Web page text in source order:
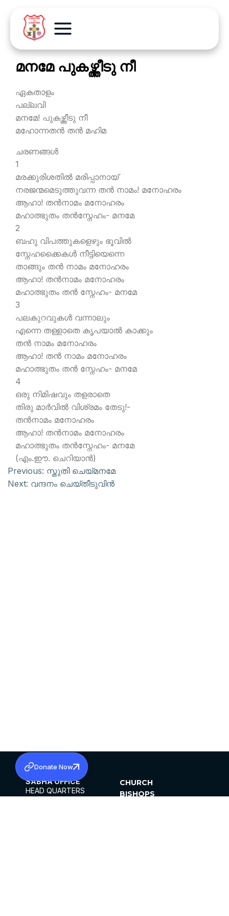
മനമേ പുകഴ്ത്തീടു നീ
ഏകതാളം
പല്ലവി
മനമേ! പുകഴ്ത്തീടു നീ
മഹോന്നതന്‍ തന്‍ മഹിമ
ചരണങ്ങള്‍
1
മരക്കുരിശതില്‍ മരിപ്പാനായ്
നരജന്മമെടുത്തുവന്ന തന്‍ നാമം! മനോഹരം
ആഹാ! തന്‍നാമം മനോഹരം
മഹാത്ഭുതം തന്‍സ്നേഹം- മനമേ
2
ബഹു വിപത്തുകളെഴും ഭൂവില്‍
സ്നേഹക്കൈകള്‍ നീട്ടിയെന്നെ
താങ്ങും തന്‍ നാമം മനോഹരം
ആഹാ! തന്‍നാമം മനോഹരം
മഹാത്ഭുതം തന്‍ സ്നേഹം- മനമേ
3
പലകുറവുകള്‍ വന്നാലും
എന്നെ തള്ളാതെ കൃപയാല്‍ കാക്കും
തന്‍ നാമം മനോഹരം
ആഹാ! തന്‍ നാമം മനോഹരം
മഹാത്ഭുതം തന്‍ സ്നേഹം- മനമേ
4
ഒരു നിമിഷവും തളരാതെ
തിരു മാര്‍വില്‍ വിശ്രമം തേടു!-
തന്‍നാമം മനോഹരം
ആഹാ! തന്‍നാമം മനോഹരം
മഹാത്ഭുതം തന്‍സ്നേഹം- മനമേ
(എം.ഈ. ചെറിയാന്‍)
Previous: സ്തുതി ചെയ്മനമേ
Next: വന്ദനം ചെയ്തീടുവിന്‍
SABHA OFFICE
HEAD QUARTERS
CHURCH
BISHOPS
Donate Now